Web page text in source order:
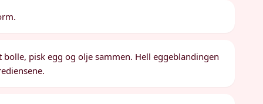
pisk egg og olje sammen. Hell eggeblandingen